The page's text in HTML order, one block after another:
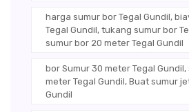
harga sumur bor Tegal Gundil,
Tegal Gundil, tukang sumur bor
sumur bor 20 meter Tegal Gundil
bor Sumur 30 meter Tegal Gundil,
meter Tegal Gundil, Buat sumur
Gundil